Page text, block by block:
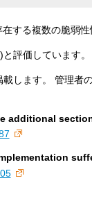
する複数の脆弱
評価しています。
します。 管理者
additional